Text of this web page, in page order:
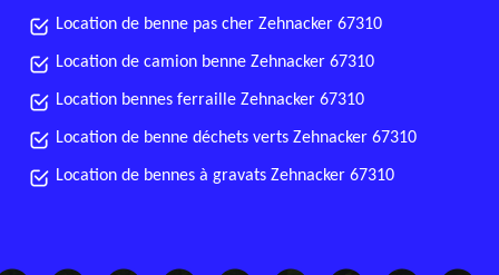
Location de benne pas cher Zehnacker 67310
Location de camion benne Zehnacker 67310
Location bennes ferraille Zehnacker 67310
Location de benne déchets verts Zehnacker 67310
Location de bennes à gravats Zehnacker 67310